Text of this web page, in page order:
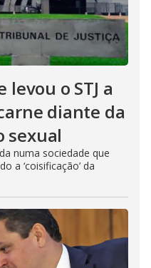
o STJ a
diante da
sexual
numa sociedade que
a ‘coisificação’ da